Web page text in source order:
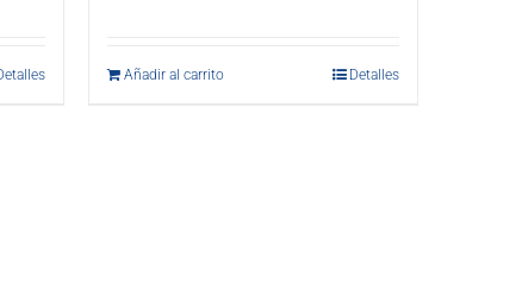
Añadir al carrito Detalles